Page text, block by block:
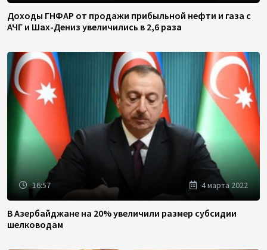
Доходы ГНФАР от продажи прибыльной нефти и газа с
АЧГ и Шах-Дениз увеличились в 2,6 раза
16:57 4 марта 2022
В Азербайджане на 20% увеличили размер субсидии
шелководам